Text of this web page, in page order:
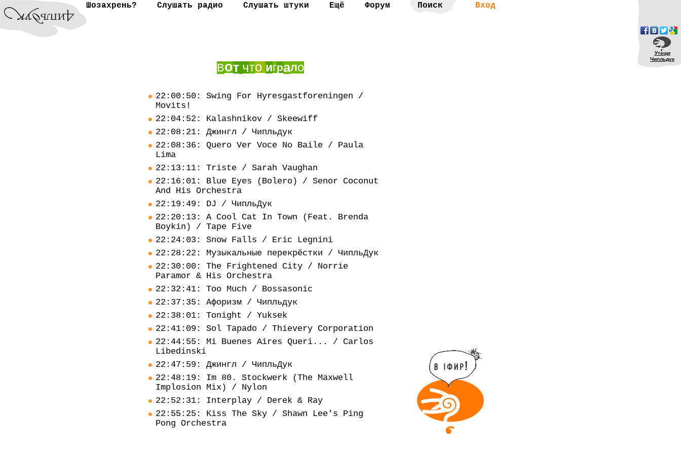
Шозахрень? Слушать радио Слушать штуки Ещё Форум Вход
Утащи
Чипльдук
Вот что играло
22:00:50: Swing For Hyresgastforeningen /
Movits!
22:04:52: Kalashnikov / Skeewiff
22:08:21: Джингл / Чипльдук
22:08:36: Quero Ver Voce No Baile / Paula
Lima
22:13:11: Triste / Sarah Vaughan
22:16:01: Blue Eyes (Bolero) / Senor Coconut
And His Orchestra
22:19:49: DJ / ЧипльДук
22:20:13: A Cool Cat In Town (Feat. Brenda
Boykin) / Tape Five
22:24:03: Snow Falls / Eric Legnini
22:28:22: Музыкальные перекрёстки / ЧипльДук
22:30:00: The Frightened City / Norrie
Paramor & His Orchestra
22:32:41: Too Much / Bossasonic
22:37:35: Афоризм / Чипльдук
22:38:01: Tonight / Yuksek
22:41:09: Sol Tapado / Thievery Corporation
22:44:55: Mi Buenes Aires Queri... / Carlos
Libedinski
22:47:59: Джингл / ЧипльДук
22:48:19: Im 80. Stockwerk (The Maxwell
Implosion Mix) / Nylon
22:52:31: Interplay / Derek & Ray
22:55:25: Kiss The Sky / Shawn Lee's Ping
Pong Orchestra